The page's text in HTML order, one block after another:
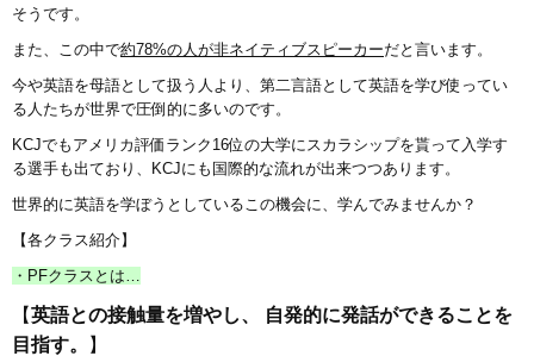
そうです。
また、この中で約78%の人が非ネイティブスピーカーだと言います。
今や英語を母語として扱う人より、第二言語として英語を学び使ってい
る人たちが世界で圧倒的に多いのです。
KCJでもアメリカ評価ランク16位の大学にスカラシップを貰って入学す
る選手も出ており、KCJにも国際的な流れが出来つつあります。
世界的に英語を学ぼうとしているこの機会に、学んでみませんか？
【各クラス紹介】
・PFクラスとは…
【英語との接触量を増やし、 自発的に発話ができることを
目指す。
】